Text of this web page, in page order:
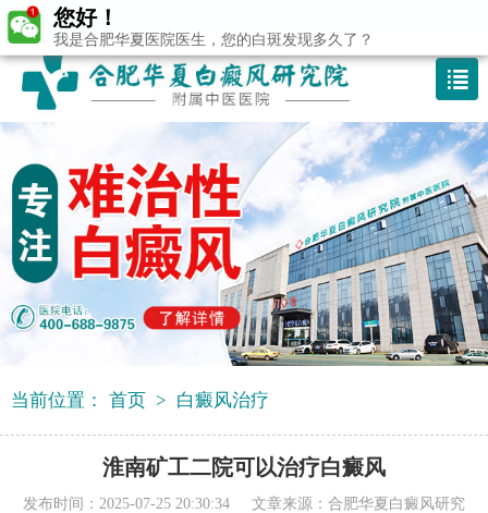
当前位置： 首页 > 白癜风治疗
淮南矿工二院可以治疗白癜风
发布时间：2025-07-25 20:30:34 文章来源： 合肥华夏白癜风研究
您好！
我是合肥华夏医院医生，您的白斑发现多久了？